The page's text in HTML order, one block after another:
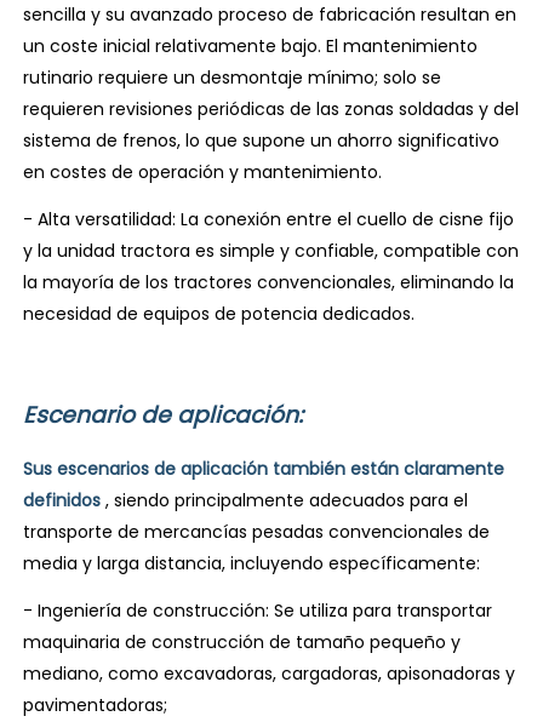
sencilla y su avanzado proceso de fabricación resultan en
un coste inicial relativamente bajo. El mantenimiento
rutinario requiere un desmontaje mínimo; solo se
requieren revisiones periódicas de las zonas soldadas y del
sistema de frenos, lo que supone un ahorro significativo
en costes de operación y mantenimiento.
- Alta versatilidad: La conexión entre el cuello de cisne fijo
y la unidad tractora es simple y confiable, compatible con
la mayoría de los tractores convencionales, eliminando la
necesidad de equipos de potencia dedicados.
Escenario de aplicación:
Sus escenarios de aplicación también están claramente
definidos , siendo principalmente adecuados para el
transporte de mercancías pesadas convencionales de
media y larga distancia, incluyendo específicamente:
- Ingeniería de construcción: Se utiliza para transportar
maquinaria de construcción de tamaño pequeño y
mediano, como excavadoras, cargadoras, apisonadoras y
pavimentadoras;